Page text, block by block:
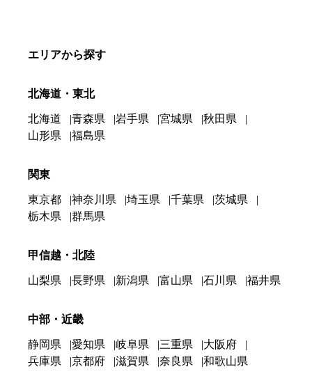
エリアから探す
北海道・東北
北海道 青森県 岩手県 宮城県
秋田県
山形県
福島県
関東
東京都 神奈川県 埼玉県 千葉県
茨城県
栃木県
群馬県
甲信越・北陸
山梨県 長野県 新潟県 富山県 石川県 福井県
中部・近畿
静岡県 愛知県 岐阜県 三重県
大阪府
兵庫県
京都府 滋賀県 奈良県 和歌山県